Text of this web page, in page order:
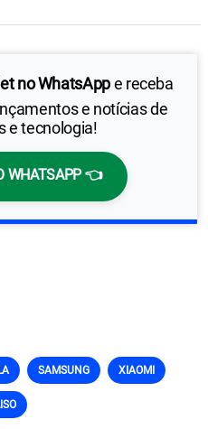
no WhatsAppe receba
e notícias de
e tecnologia!
WHATSAPP 👈
SAMSUNG XIAOMI